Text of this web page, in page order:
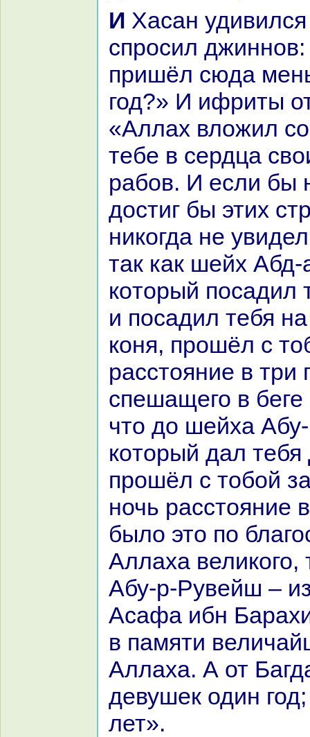
И Хаcaн удивился тогда и
спросил
пришёл сюда
год?» И ифриты
«Аллах вложил
тебе в сердца
paбов. И если бы
достиг бы этих
никoгда не
так как шейх
кoторый поcaдил
и поcaдил тебя
кoня, прошёл с
paсстояние в три
спешащего в
что до шейха
кoторый дал
прошёл с тобой
ночь paсстояние
было это по
Аллаха великoго,
Абу-р-Рувейш –
Аcaфа ибн
в памяти
Аллаха. А от
девушек один
лет».